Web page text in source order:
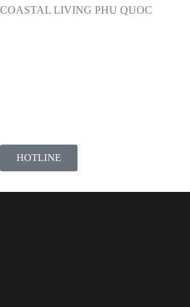
COASTAL LIVING PHU QUOC
HOTLINE